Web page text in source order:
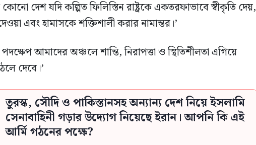
কোনো দেশ যদি কল্পিত ফিলিস্তিন রাষ্ট্রকে একতরফাভাবে স্বীকৃতি দেয়,
এবং হামাসকে শক্তিশালী করার নামান্তর।’
আমাদের অঞ্চলে শান্তি, নিরাপত্তা ও স্থিতিশীলতা এগিয়ে
দেবে।’
তুরস্ক, সৌদি ও পাকিস্তানসহ অন্যান্য দেশ নিয়ে ইসলামি
সেনাবাহিনী গড়ার উদ্যোগ নিয়েছে ইরান। আপনি কি এই
আর্মি গঠনের পক্ষে?